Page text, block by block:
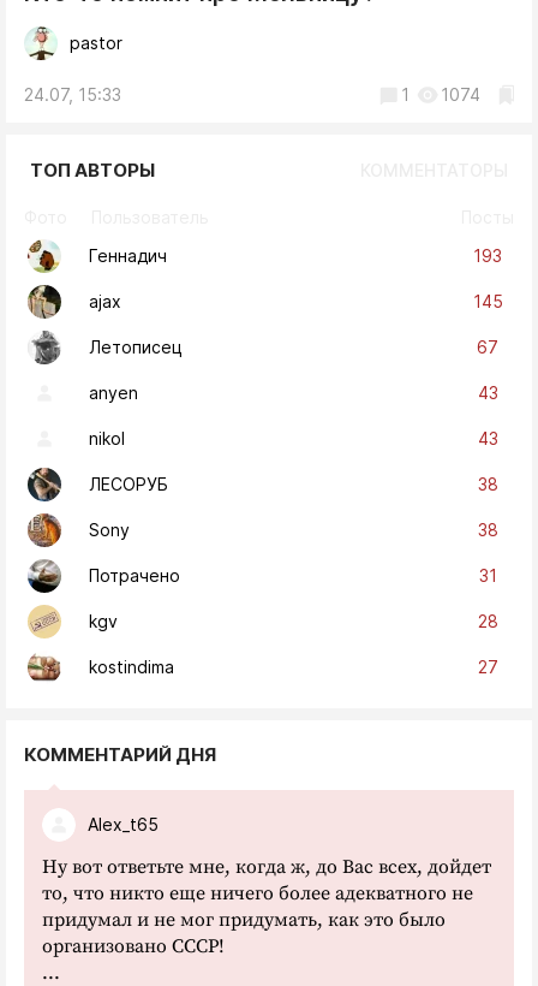
pastor
24.07, 15:33 1 1074
ТОП АВТОРЫ
Геннадич
193
ajax 145
Летописец 67
anyen 43
nikol 43
ЛЕСОРУБ 38
Sony 38
Потрачено 31
kgv 28
kostindima 27
КОММЕНТАРИЙ ДНЯ
Alex_t65
Ну вот ответьте мне, когда ж, до Вас всех, дойдет
то, что никто еще ничего более адекватного не
придумал и не мог придумать, как это было
организовано СССР!
...